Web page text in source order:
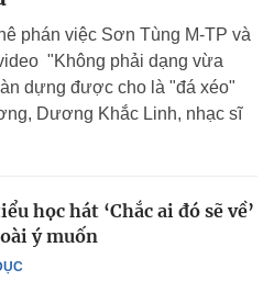
phán việc Sơn Tùng M-TP và
"Không phải dạng vừa
dựng được cho là "đá xéo"
Dương Khắc Linh, nhạc sĩ
học hát ‘Chắc ai đó sẽ về’
ý muốn